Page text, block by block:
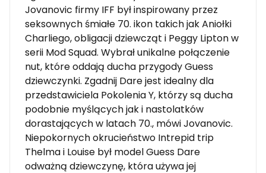
Jovanovic firmy IFF był inspirowany przez
seksownych śmiałe 70. ikon takich jak Aniołki
Charliego, obligacji dziewcząt i Peggy Lipton w
serii Mod Squad. Wybrał unikalne połączenie
nut, które oddają ducha przygody Guess
dziewczynki. Zgadnij Dare jest idealny dla
przedstawiciela Pokolenia Y, którzy są ducha
podobnie myślących jak i nastolatków
dorastających w latach 70., mówi Jovanovic.
Niepokornych okrucieństwo Intrepid trip
Thelma i Louise był model Guess Dare
odważną dziewczynę, która używa jej